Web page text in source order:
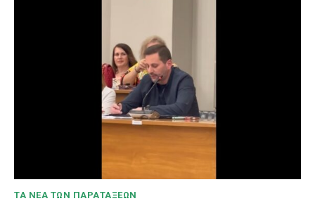
ΤΑ ΝΕΑ ΤΩΝ ΠΑΡΑΤΑΞΕΩΝ